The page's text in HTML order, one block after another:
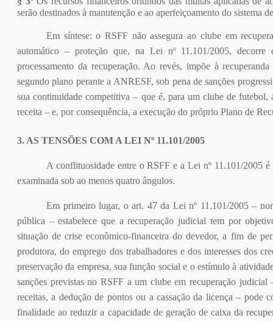
serão destinados à manutenção e ao aperfeiçoamento do sistema
Em síntese: o RSFF não assegura ao clube em
automático – proteção que, na Lei nº 11.101/2005, decorre
processamento da recuperação. Ao revés, impõe à
segundo plano perante a ANRESF, sob pena de sanções
sua continuidade competitiva – que é, para um clube de futebol,
receita – e, por consequência, a execução do próprio Plano de
3. AS TENSÕES COM A LEI Nº 11.101/2005
A conflituosidade entre o RSFF e a Lei nº 11.101/2005
examinada sob ao menos quatro ângulos.
Em primeiro lugar, o art. 47 da Lei nº 11.101/2005 –
pública – estabelece que a recuperação judicial tem por
situação de crise econômico-financeira do devedor, a fim de
produtora, do emprego dos trabalhadores e dos interesses dos
preservação da empresa, sua função social e o estímulo à
sanções previstas no RSFF a um clube em recuperação judicial
receitas, a dedução de pontos ou a cassação da licença – pode
finalidade ao reduzir a capacidade de geração de caixa da